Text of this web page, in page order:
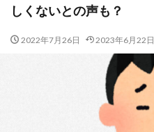
しくないとの声も？
2022年7月26日 2023年6月22日